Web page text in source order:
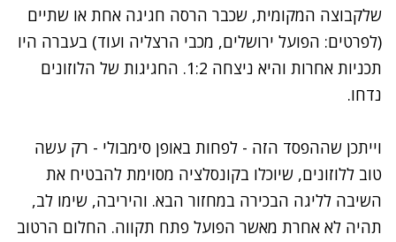
שלקבוצה המקומית, שכבר הרסה חגיגה אחת או שתיים
(לפרטים: הפועל ירושלים, מכבי הרצליה ועוד) בעברה היו
תכניות אחרות והיא ניצחה 1:2. החגיגות של הלוזונים
נדחו.
וייתכן שההפסד הזה - לפחות באופן סימבולי - רק עשה
טוב ללוזונים, שיוכלו בקונסלציה מסוימת להבטיח את
השיבה לליגה הבכירה במחזור הבא. והיריבה, שימו לב,
תהיה לא אחרת מאשר הפועל פתח תקווה. החלום הרטוב